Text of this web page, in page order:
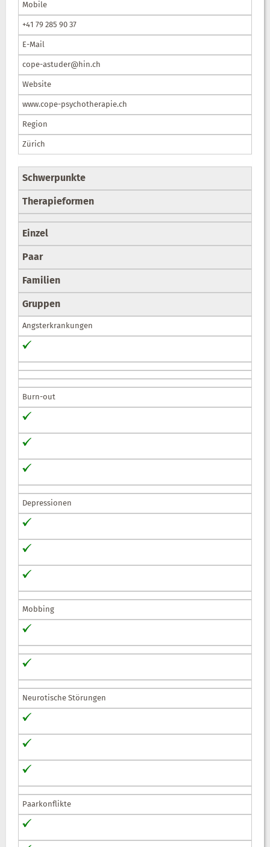
Mobile
+41 79 285 90 37
E-Mail
cope-astuder@hin.ch
Website
www.cope-psychotherapie.ch
Region
Zürich
Schwerpunkte
Therapieformen
Einzel
Paar
Familien
Gruppen
Angsterkrankungen
Burn-out
Depressionen
Mobbing
Neurotische Störungen
Paarkonflikte